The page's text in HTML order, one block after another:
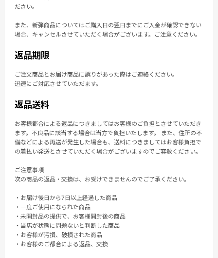
ださい。
また、新弾商品についてはご購入日の翌日までにご入金が確認できない
場合、キャンセルさせていただく場合がございます。ご注意ください。
返品期限
ご注文商品とお届け商品に誤りがあった際はご連絡ください。
迅速にご対応させていただます。
返品送料
お客様都合による返品につきましてはお客様のご負担とさせていただき
ます。不良品に該当する場合は当方で負担いたします。 また、住所の不
備などによる再送が発生した場合も、送料につきましてはお客様負担で
の着払い発送とさせていただく場合がございますのでご容赦ください。
ご注意事項
次の商品の返品・交換は、お受けできませんのでご了承ください。
・お届け後日から7日以上経過した商品
・一度ご使用になられた商品
・未開封品の提供で、お客様開封後の商品
・当店が状態に問題ないと判断した商品
・お客様が汚損、破損された商品
・お客様のご都合による返品、交換